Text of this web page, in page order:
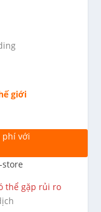
giới
phí với
thể gặp rủi ro